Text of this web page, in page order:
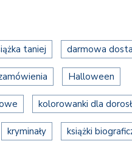
taniej darmowa
Halloween
kolorowanki dla
kryminały książki